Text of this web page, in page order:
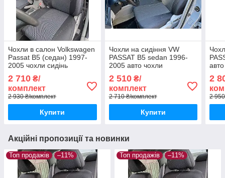
Чохли в салон Volkswagen
Passat B5 (седан) 1997-
2005 чохли сидінь
чохли Volkswagen Passat
B5
2 710 ₴/
комплект
2 930 ₴/комплект
Купити
Чохли на сидіння VW
PASSAT B5 sedan 1996-
2005 авто чохли
седан (роздільна спинка)
2 510₴/
комплект
2 710 ₴/комплект
Купити
2
2
Акційні пропозиції та новинки
Топ продажів –11% Топ продажів –11%